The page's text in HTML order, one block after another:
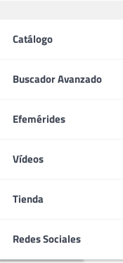
Catálogo
Buscador Avanzado
Efemérides
Vídeos
Tienda
Redes Sociales